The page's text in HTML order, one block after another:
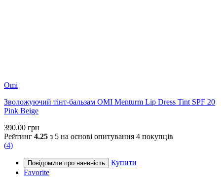
Omi
Зволожуючий тінт-бальзам OMI Menturm Lip Dress Tint SPF 20
Pink Beige
390.00 грн
Рейтинг 4.25 з 5 на основі опитування 4 покупців
(4)
Купити
Favorite